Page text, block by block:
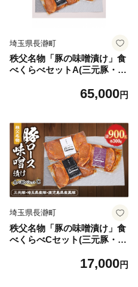
埼玉県長瀞町
秩父名物「豚の味噌漬け」食
べくらべセットA(三元豚・埼
黒豚」)3.6kg【1200007】
65,000円
埼玉県長瀞町
秩父名物「豚の味噌漬け」食
べくらべCセット(三元豚・埼
17,000円